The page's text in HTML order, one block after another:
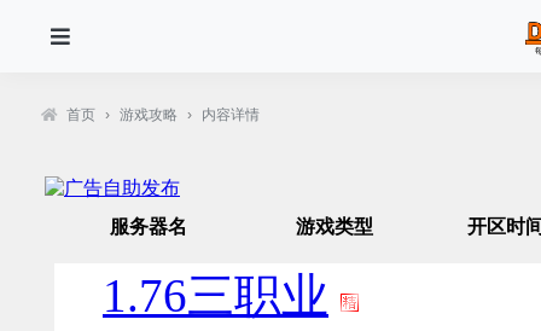
首页 › 游戏攻略 › 内容详情